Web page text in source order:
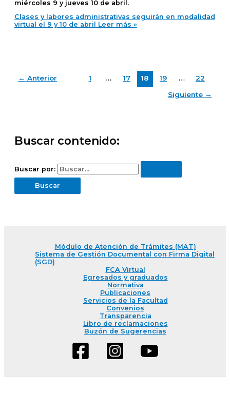
miércoles 9 y jueves 10 de abril.
Clases y labores administrativas seguirán en modalidad
virtual el 9 y 10 de abril
Leer más »
← Anterior 1 … 17 18 19 …
22
Siguiente →
Buscar contenido:
Buscar por:
Módulo de Atención de Trámites (MAT)
Sistema de Gestión Documental con Firma Digital
(SGD)
FCA Virtual
Egresados y graduados
Normativa
Publicaciones
Servicios de la Facultad
Convenios
Transparencia
Libro de reclamaciones
Buzón de Sugerencias